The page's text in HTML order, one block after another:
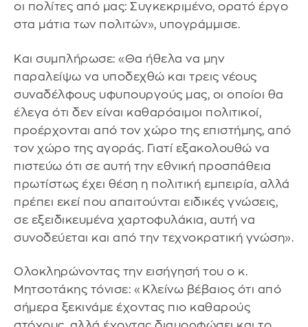
οι πολίτες από μας: Συγκεκριμένο, ορατό έργο
στα μάτια των πολιτών», υπογράμμισε.
Και συμπλήρωσε: «Θα ήθελα να μην
παραλείψω να υποδεχθώ και τρεις νέους
συναδέλφους υφυπουργούς μας, οι οποίοι θα
έλεγα ότι δεν είναι καθαρόαιμοι πολιτικοί,
προέρχονται από τον χώρο της επιστήμης, από
τον χώρο της αγοράς. Γιατί εξακολουθώ να
πιστεύω ότι σε αυτή την εθνική προσπάθεια
πρωτίστως έχει θέση η πολιτική εμπειρία, αλλά
πρέπει εκεί που απαιτούνται ειδικές γνώσεις,
σε εξειδικευμένα χαρτοφυλάκια, αυτή να
συνοδεύεται και από την τεχνοκρατική γνώση».
Ολοκληρώνοντας την εισήγησή του ο κ.
Μητσοτάκης τόνισε: «Κλείνω βέβαιος ότι από
σήμερα ξεκινάμε έχοντας πιο καθαρούς